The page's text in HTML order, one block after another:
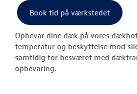
Book tid på værkstedet
Opbevar dine dæk på vores
temperatur og beskyttelse mod
samtidig for besværet med
opbevaring.